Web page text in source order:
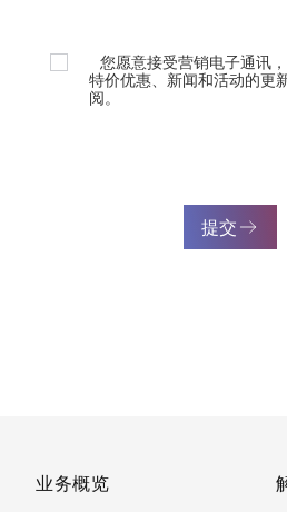
您愿意接受营销电子通讯
特价优惠、新闻和活动的更
阅。
提交
业务概览